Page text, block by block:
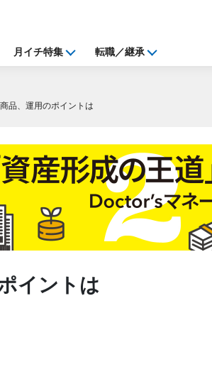
月イチ特集 転職／継承
品、運用のポイントは
イントは